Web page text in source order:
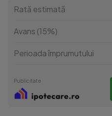
Rată estimată
Avans (15%)
Perioada împrumutului
Publicitate